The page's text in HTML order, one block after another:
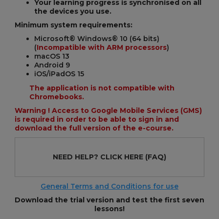
Your learning progress is synchronised on all
the devices you use.
Minimum system requirements:
Microsoft® Windows® 10 (64 bits)
(Incompatible with ARM processors)
macOS 13
Android 9
iOS/iPadOS 15
The application is not compatible with
Chromebooks.
Warning ! Access to Google Mobile Services (GMS)
is required in order to be able to sign in and
download the full version of the e-course.
NEED HELP? CLICK HERE (FAQ)
General Terms and Conditions for use
Download the trial version and test the first seven
lessons!